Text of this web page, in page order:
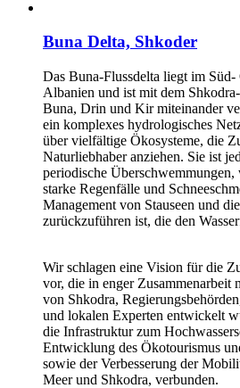
Buna Delta, Shkoder
Das Buna-Flussdelta liegt im
Albanien und ist mit dem
Buna, Drin und Kir miteinander
ein komplexes hydrologisches
über vielfältige Ökosysteme, die
Naturliebhaber anziehen. Sie ist
periodische
starke Regenfälle und
Management von Stauseen und
zurückzuführen ist, die den
Wir schlagen eine Vision für die
vor, die in enger Zusammenarbeit
von Shkodra,
und lokalen Experten entwickelt
die Infrastruktur zum
Entwicklung des Ökotourismus
sowie der Verbesserung der
Meer und Shkodra, verbunden.